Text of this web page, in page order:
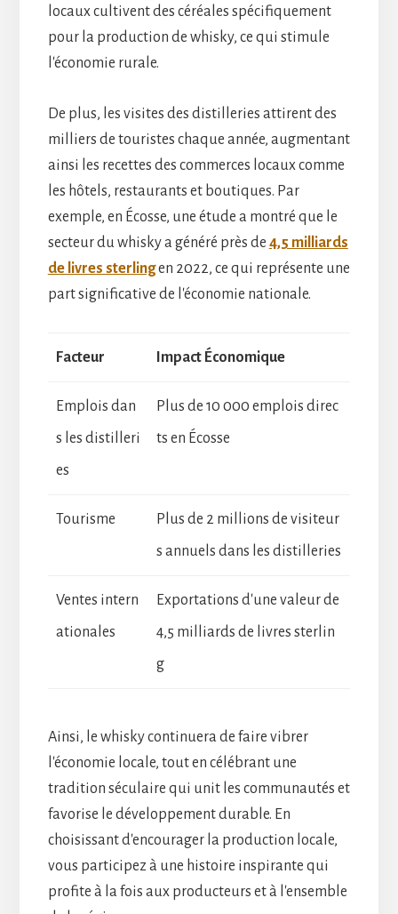
locaux cultivent des céréales spécifiquement
pour la production de whisky, ce qui stimule
l'économie rurale.
De plus, les visites des distilleries attirent des
milliers de touristes chaque année, augmentant
ainsi les recettes des commerces locaux comme
les hôtels, restaurants et boutiques. Par
exemple, en Écosse, une étude a montré que le
secteur du whisky a généré près de 4,5 milliards
de livres sterlingen 2022, ce qui représente une
part significative de l'économie nationale.
Facteur Impact Économique
Emplois dan
s les distilleri
es
Plus de 10 000 emplois direc
ts en Écosse
Tourisme
Plus de 2 millions de visiteur
s annuels dans les distilleries
Ventes intern
ationales
Exportations d'une valeur de
4,5 milliards de livres sterlin
g
Ainsi, le whisky continuera de faire vibrer
l'économie locale, tout en célébrant une
tradition séculaire qui unit les communautés et
favorise le développement durable. En
choisissant d'encourager la production locale,
vous participez à une histoire inspirante qui
profite à la fois aux producteurs et à l'ensemble